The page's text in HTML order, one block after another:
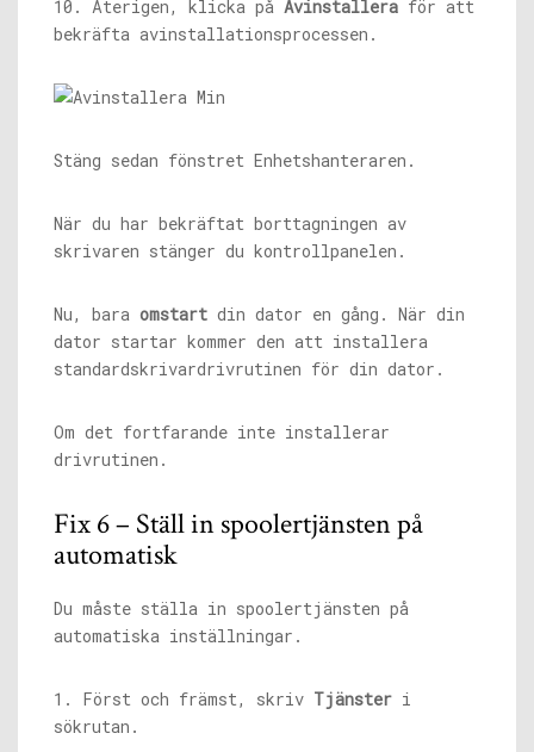
10. Återigen, klicka på Avinstallera för att
bekräfta avinstallationsprocessen.
Stäng sedan fönstret Enhetshanteraren.
När du har bekräftat borttagningen av
skrivaren stänger du kontrollpanelen.
Nu, bara omstart din dator en gång. När din
dator startar kommer den att installera
standardskrivardrivrutinen för din dator.
Om det fortfarande inte installerar
drivrutinen.
Fix 6 – Ställ in spoolertjänsten på
automatisk
Du måste ställa in spoolertjänsten på
automatiska inställningar.
1. Först och främst, skriv Tjänster i
sökrutan.